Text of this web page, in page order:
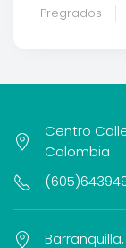
Pregrados
Centro
Colombia